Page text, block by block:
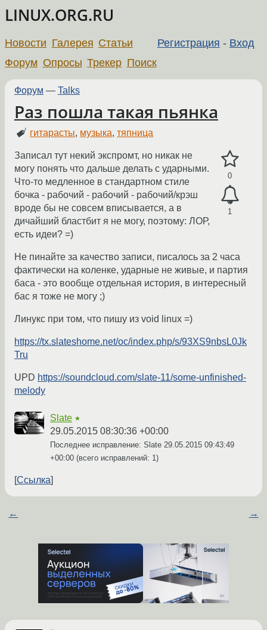
LINUX.ORG.RU
Регистрация - Вход
Новости Галерея Статьи
Форум Опросы Трекер Поиск
Форум — Talks
Раз пошла такая пьянка
гитарасты, музыка,тяпница
0
1
Записал тут некий экспромт, но никак не
могу понять что дальше делать с ударными.
Что-то медленное в стандартном стиле
бочка - рабочий - рабочий - рабочий/крэш
вроде бы не совсем вписывается, а в
дичайший бластбит я не могу, поэтому: ЛОР,
есть идеи? =)
Не пинайте за качество записи, писалось за 2 часа
фактически на коленке, ударные не живые, и партия
баса - это вообще отдельная история, в интересный
бас я тоже не могу ;)
Линукс при том, что пишу из void linux =)
https://tx.slateshome.net/oc/index.php/s/93XS9nbsL0Jk
Tru
UPD https://soundcloud.com/slate-11/some-unfinished-
melody
Slate ★
29.05.2015 08:30:36 +00:00
Последнее исправление: Slate 29.05.2015 09:43:49
+00:00 (всего исправлений: 1)
Ссылка
← →